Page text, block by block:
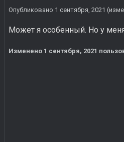
Опубликовано 1 сентября, 2021
Может я особенный. Но у
Изменено 1 сентября, 2021